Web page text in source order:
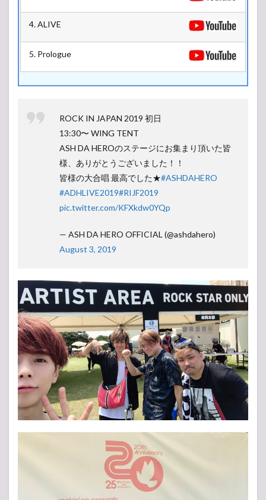
4. ALIVE
5. Prologue
ROCK IN JAPAN 2019 初日
13:30〜 WING TENT
ASH DA HEROのステージにお集まり頂いた皆
様、ありがとうございました！！
皆様の大合唱 最高でした★#ASHDAHERO
#ADHLIVE2019#RIJF2019
pic.twitter.com/KFXkdw0YQp
— ASH DA HERO OFFICIAL (@ashdahero)
August 3, 2019